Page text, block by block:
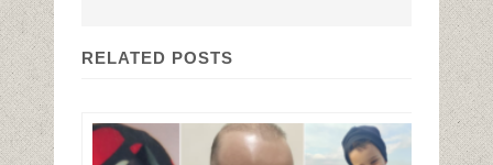
RELATED POSTS